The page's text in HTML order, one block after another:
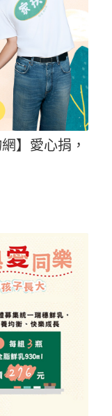
】愛心捐，